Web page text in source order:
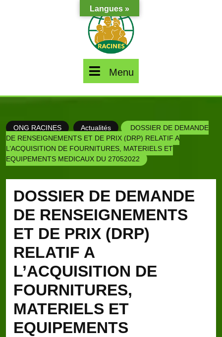
Menu
ONG RACINES Actualités
DOSSIER DE DEMANDE
DE RENSEIGNEMENTS ET DE PRIX (DRP) RELATIF A
L’ACQUISITION DE FOURNITURES, MATERIELS ET
EQUIPEMENTS MEDICAUX DU 27052022
DOSSIER DE DEMANDE
DE RENSEIGNEMENTS
ET DE PRIX (DRP)
RELATIF A
L’ACQUISITION DE
FOURNITURES,
MATERIELS ET
EQUIPEMENTS
Langues »